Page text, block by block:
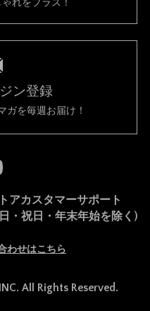
ン登録
ガを毎週お届け！
アカスタマーサポート
・祝日・年末年始を除く)
わせはこちら
All Rights Reserved.